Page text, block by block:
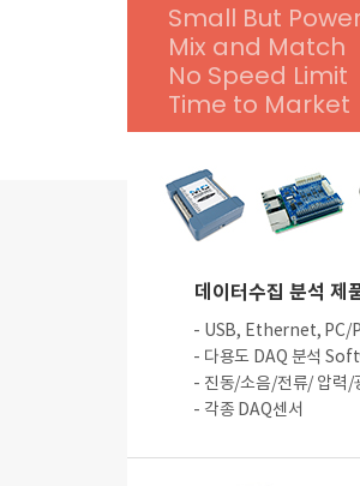
Small But
Mix and Match
No Speed Limit
Time to Market
데이터수집 분석 제
- USB, Ethernet, PC/
- 다용도 DAQ 분석
- 진동/소음/전류/ 압력/
- 각종 DAQ센서